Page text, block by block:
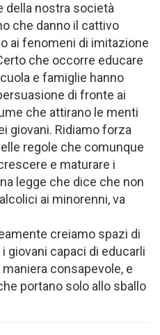
della nostra società
che danno il cattivo
ai fenomeni di imitazione
che occorre educare
e famiglie hanno
di fronte ai
che attirano le menti
giovani. Ridiamo forza
regole che comunque
e maturare i
legge che dice che non
ai minorenni, va
creiamo spazi di
giovani capaci di educarli
consapevole, e
portano solo allo sballo